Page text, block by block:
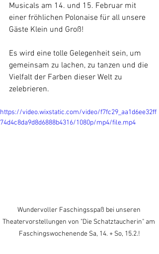
Musicals am 14. und 15. Februar mit
einer fröhlichen Polonaise für all unsere
Gäste Klein und Groß!
Es wird eine tolle Gelegenheit sein, um
gemeinsam zu lachen, zu tanzen und die
Vielfalt der Farben dieser Welt zu
zelebrieren.
https://video.wixstatic.com/video/f7fc29_aa1d6ee32ff
74d4c8da9d8d6888b4316/1080p/mp4/file.mp4
Wundervoller Faschingsspaß bei unseren
Theatervorstellungen von "Die Schatztaucherin" am
Faschingswochenende Sa, 14. + So, 15.2.!